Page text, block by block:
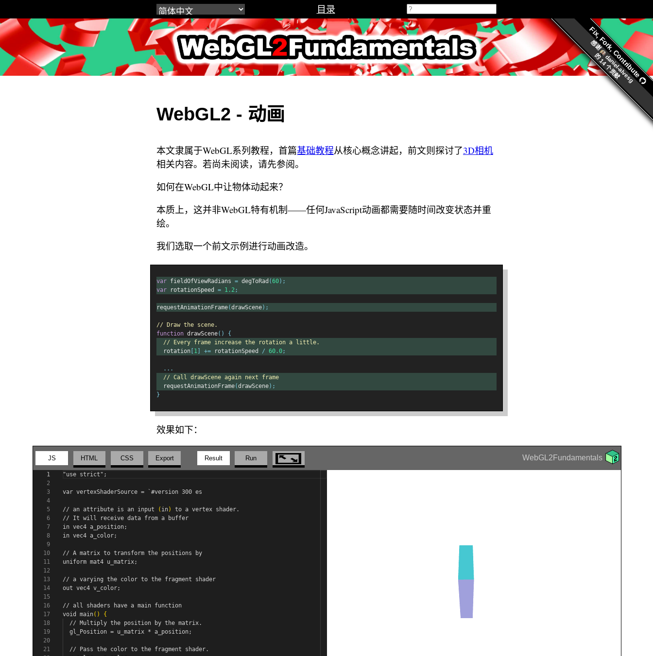
目录
WebGL2Fundamentals.org Fix, Fork, Contribute
感谢
daniel-alvesg
的
14 个贡献
WebGL2 - 动画
本文隶属于WebGL系列教程，首篇基础教程从核心概念讲起，前文则探讨了3D相机
相关内容。若尚未阅读，请先参阅。
如何在WebGL中让物体动起来？
本质上，这并非WebGL特有机制——任何JavaScript动画都需要随时间改变状态并重
绘。
我们选取一个前文示例进行动画改造。
var fieldOfViewRadians = degToRad (60);
var rotationSpeed = 1.2 ;
requestAnimationFrame(drawScene);
// Draw the scene.
function drawScene()
{
// Every frame increase the rotation a little.
  rotation
[1 ] += rotationSpeed / 60.0 ;
...
// Call drawScene again next frame
  requestAnimationFrame
(drawScene);
}
效果如下：